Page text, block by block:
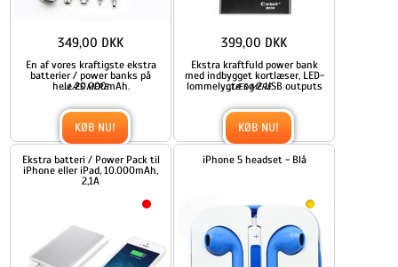
En af vores kraftigste ekstra
batterier / power banks på
hele 20.000mAh.
...LÆS MERE
349,00 DKK
KØB NU!
Ekstra kraftfuld power bank
med indbygget kortlæser, LED-
lommelygte og 2 USB outputs
...LÆS MERE
399,00 DKK
KØB NU!
Ekstra batteri / Power Pack til
iPhone eller iPad, 10.000mAh,
2,1A
iPhone 5 headset - Blå